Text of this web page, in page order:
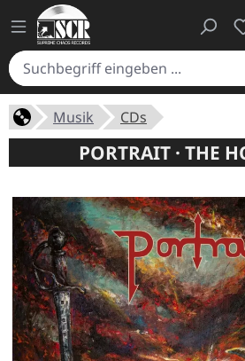
Musik CDs
PORTRAIT · THE